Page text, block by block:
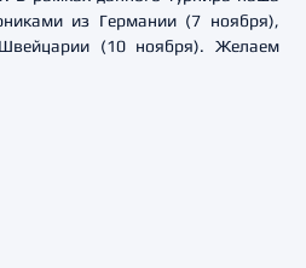
из Германии (7 ноября),
(10 ноября). Желаем